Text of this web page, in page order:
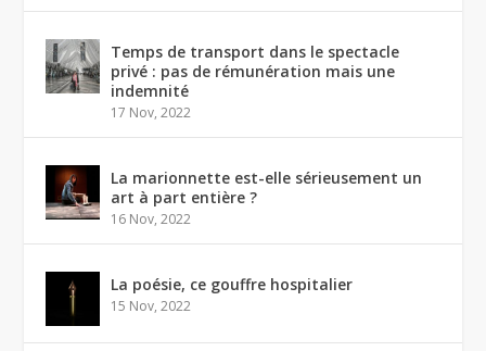
Temps de transport dans le spectacle
privé : pas de rémunération mais une
indemnité
17 Nov, 2022
La marionnette est-elle sérieusement un
art à part entière ?
16 Nov, 2022
La poésie, ce gouffre hospitalier
15 Nov, 2022